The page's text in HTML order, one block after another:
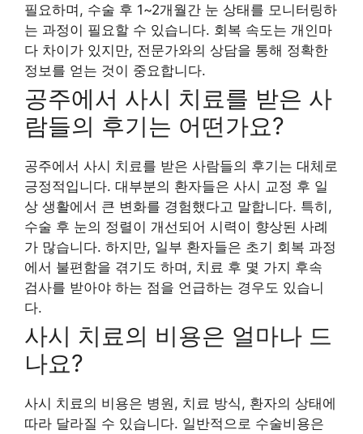
필요하며, 수술 후 1~2개월간 눈 상태를 모니터링하
는 과정이 필요할 수 있습니다. 회복 속도는 개인마
다 차이가 있지만, 전문가와의 상담을 통해 정확한
정보를 얻는 것이 중요합니다.
공주에서 사시 치료를 받은 사
람들의 후기는 어떤가요?
공주에서 사시 치료를 받은 사람들의 후기는 대체로
긍정적입니다. 대부분의 환자들은 사시 교정 후 일
상 생활에서 큰 변화를 경험했다고 말합니다. 특히,
수술 후 눈의 정렬이 개선되어 시력이 향상된 사례
가 많습니다. 하지만, 일부 환자들은 초기 회복 과정
에서 불편함을 겪기도 하며, 치료 후 몇 가지 후속
검사를 받아야 하는 점을 언급하는 경우도 있습니
다.
사시 치료의 비용은 얼마나 드
나요?
사시 치료의 비용은 병원, 치료 방식, 환자의 상태에
따라 달라질 수 있습니다. 일반적으로 수술비용은